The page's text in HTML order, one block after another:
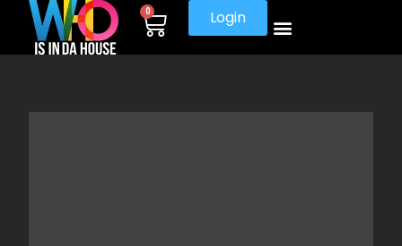
0 Login